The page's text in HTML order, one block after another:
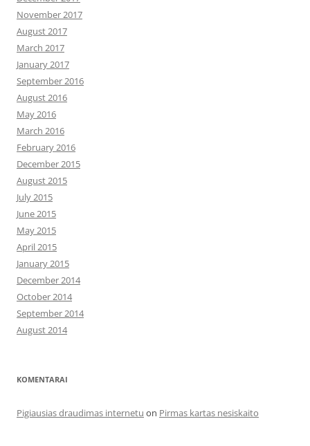
November 2017
August 2017
March 2017
January 2017
September 2016
August 2016
May 2016
March 2016
February 2016
December 2015
August 2015
July 2015
June 2015
May 2015
April 2015
January 2015
December 2014
October 2014
September 2014
August 2014
KOMENTARAI
Pigiausias draudimas internetu on Pirmas kartas nesiskaito